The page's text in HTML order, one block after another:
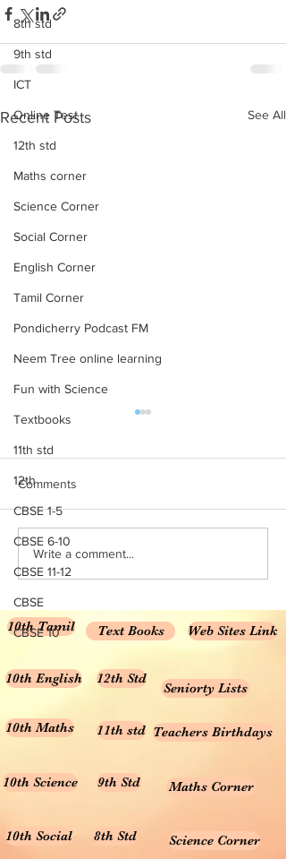
8th std
9th std
ICT
Online Test
12th std
Maths corner
Science Corner
Social Corner
English Corner
Tamil Corner
Pondicherry Podcast FM
Neem Tree online learning
Fun with Science
Textbooks
11th std
12th
CBSE 1-5
CBSE 6-10
CBSE 11-12
CBSE
CBSE 10
Recent Posts See All
10th std Maths Half Yearly
2022 Solution/ Answer
Key
Comments
Write a comment...
10th Tamil Text Books Web Sites Link
10th English 12th Std
Seniorty Lists
10th Maths 11th std Teachers Birthdays
10th Science 9th Std Maths Corner
10th Social 8th Std Science Corner